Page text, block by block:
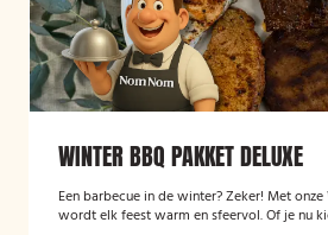
WINTER BBQ PAKKET DELUXE
Een barbecue in de winter? Zeker! Met
wordt elk feest warm en sfeervol. Of je nu